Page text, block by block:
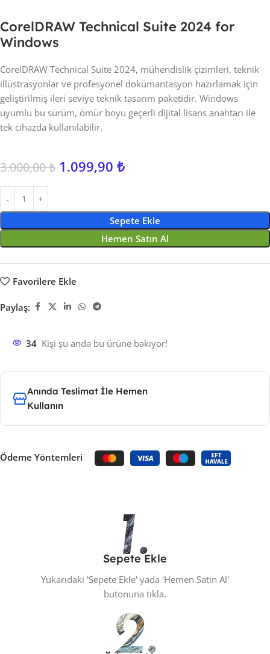
CorelDRAW Technical Suite 2024 for
Windows
CorelDRAW Technical Suite 2024, mühendislik çizimleri, teknik
illüstrasyonlar ve profesyonel dokümantasyon hazırlamak için
geliştirilmiş ileri seviye teknik tasarım paketidir. Windows
uyumlu bu sürüm, ömür boyu geçerli dijital lisans anahtarı ile
tek cihazda kullanılabilir.
3.000,00₺ 1.099,90 ₺
Sepete Ekle
Hemen Satın Al
Favorilere Ekle
Paylaş:
34 Kişi şu anda bu ürüne bakıyor!
Anında Teslimat İle Hemen
Kullanın
Ödeme Yöntemleri
Sepete Ekle
Yukarıdaki 'Sepete Ekle' yada 'Hemen Satın Al'
butonuna tıkla.